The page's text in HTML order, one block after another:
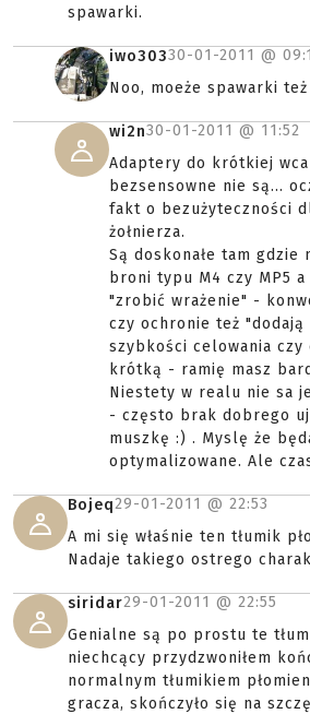
spawarki.
iwo30330-01-2011 @
Noo, moeże spawarki
wi2n30-01-2011 @ 11:52
Adaptery do krótkiej
bezsensowne nie są...
fakt o bezużyteczności
żołnierza.
Są doskonałe tam gdzie
broni typu M4 czy MP5
"zrobić wrażenie" -
czy ochronie też "dodają
szybkości celowania
krótką - ramię masz
Niestety w realu nie sa
- często brak dobrego
muszkę :) . Myslę że
optymalizowane. Ale
Bojeq29-01-2011 @ 22:53
A mi się właśnie ten tłumik
Nadaje takiego ostrego
siridar29-01-2011 @ 22:55
Genialne są po prostu te
niechcący przydzwoniłem
normalnym tłumikiem
gracza, skończyło się na